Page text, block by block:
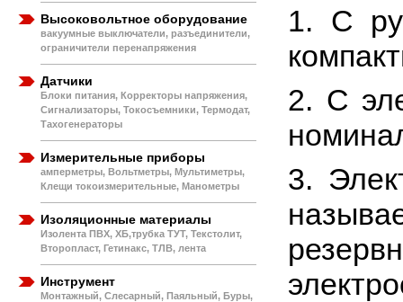
Высоковольтное оборудование
вакуумные выключатели, разъединители,
ограничители перенапряжения
Датчики
Блоки питания, Корректоры напряжения,
Сигнализаторы, Токосъемники, Термодат,
Тахогенераторы
Измерительные приборы
амперметры, Вольтметры, Мультиметры,
Клещи токоизмерительные, Манометры
Изоляционные материалы
Изолента ПВХ, ХБ,трубка ТУТ, Текстолит,
Второпласт, Гетинакс, ТЛВ, лента
Инструмент
Монтажный, Слесарный, Паяльный, Буры,
1. С
2. С
3.